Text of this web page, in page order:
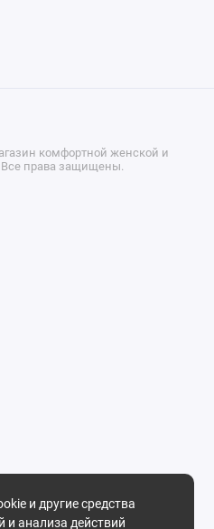
и другие средства
и анализа действий
комфортной женской и
Все права защищены.